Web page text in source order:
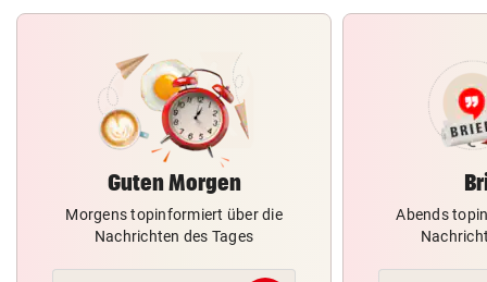
Guten Morgen
Morgens topinformiert über die
Nachrichten des Tages
Abends